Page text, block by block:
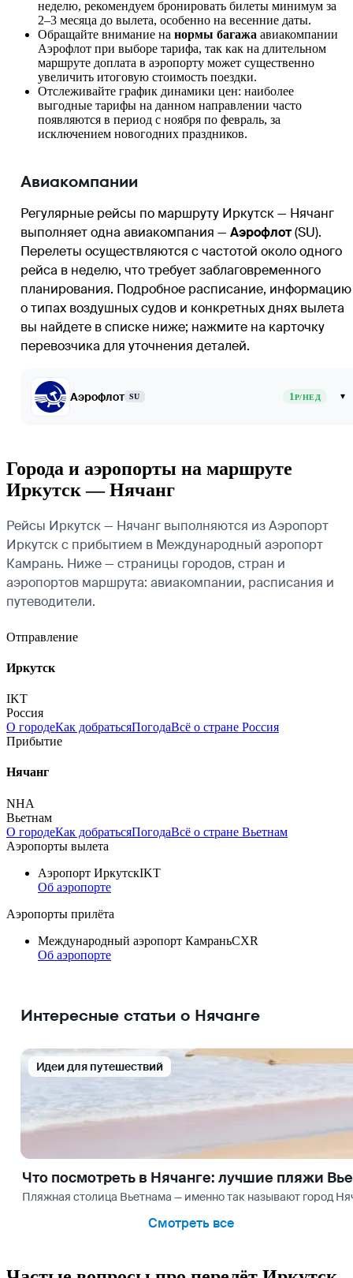
неделю, рекомендуем бронировать билеты минимум за
2–3 месяца до вылета, особенно на весенние даты.
Обращайте внимание на нормы багажа авиакомпании
Аэрофлот при выборе тарифа, так как на длительном
маршруте доплата в аэропорту может существенно
увеличить итоговую стоимость поездки.
Отслеживайте график динамики цен: наиболее
выгодные тарифы на данном направлении часто
появляются в период с ноября по февраль, за
исключением новогодних праздников.
Авиакомпании
Регулярные рейсы по маршруту Иркутск — Нячанг
выполняет одна авиакомпания — Аэрофлот(SU).
Перелеты осуществляются с частотой около одного
рейса в неделю, что требует заблаговременного
планирования. Подробное расписание, информацию
о типах воздушных судов и конкретных днях вылета
вы найдете в списке ниже; нажмите на карточку
перевозчика для уточнения деталей.
Аэрофлот SU 1Р/НЕД ▾
Города и аэропорты на маршруте
Иркутск — Нячанг
Рейсы Иркутск — Нячанг выполняются из Аэропорт
Иркутск с прибытием в Международный аэропорт
Камрань. Ниже — страницы городов, стран и
аэропортов маршрута: авиакомпании, расписания и
путеводители.
Отправление
Иркутск
IKT
Россия
О городеКак добратьсяПогодаВсё о стране Россия
Прибытие
Нячанг
NHA
Вьетнам
О городеКак добратьсяПогодаВсё о стране Вьетнам
Аэропорты вылета
Аэропорт ИркутскIKT
Об аэропорте
Аэропорты прилёта
Международный аэропорт КамраньCXR
Об аэропорте
Интересные статьи о Нячанге
Идеи для путешествий
Что посмотреть в Нячанге: лучшие пляжи
Пляжная столица Вьетнама — именно так называют город
Смотреть все